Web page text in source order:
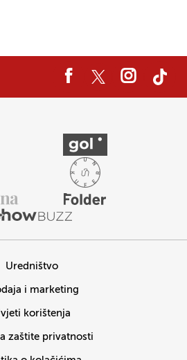
Uredništvo
i marketing
korištenja
zaštite privatnosti